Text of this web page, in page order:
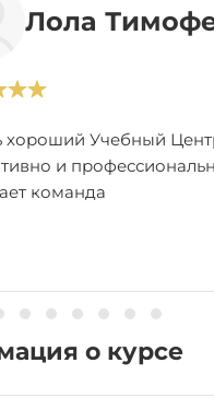
Лола
хороший Учебный
и
команда
о курсе